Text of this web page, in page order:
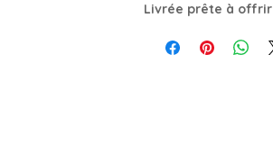
Livrée prête à offrir